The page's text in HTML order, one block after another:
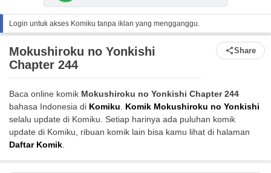
Login untuk akses Komiku tanpa iklan yang mengganggu.
Mokushiroku no Yonkishi
Chapter 244
Share
Baca online komik Mokushiroku no Yonkishi Chapter 244
bahasa Indonesia di Komiku. Komik Mokushiroku no Yonkishi
selalu update di Komiku. Setiap harinya ada puluhan komik
update di Komiku, ribuan komik lain bisa kamu lihat di halaman
Daftar Komik.